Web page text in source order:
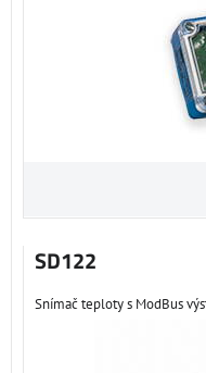
SD122
Snímač teploty s ModBus